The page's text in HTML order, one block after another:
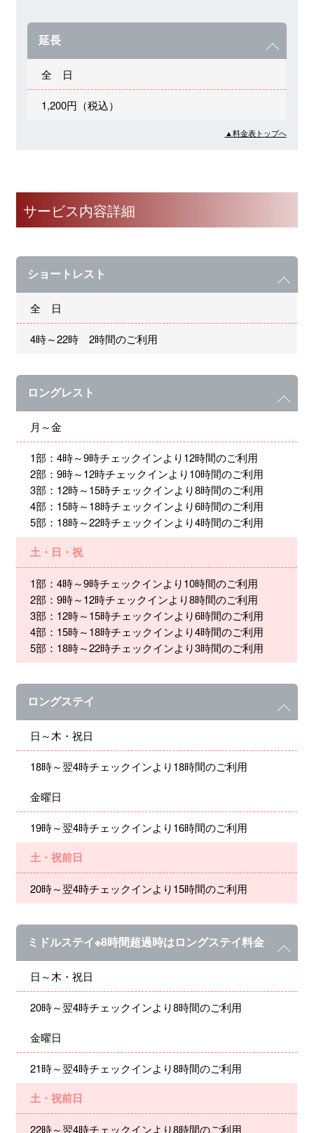
延長
全 日
1,200円（税込）
▲料金表トップへ
サービス内容詳細
ショートレスト
全 日
4時～22時 2時間のご利用
ロングレスト
月～金
1部：4時～9時チェックインより12時間のご利用
2部：9時～12時チェックインより10時間のご利用
3部：12時～15時チェックインより8時間のご利用
4部：15時～18時チェックインより6時間のご利用
5部：18時～22時チェックインより4時間のご利用
土・日・祝
1部：4時～9時チェックインより10時間のご利用
2部：9時～12時チェックインより8時間のご利用
3部：12時～15時チェックインより6時間のご利用
4部：15時～18時チェックインより4時間のご利用
5部：18時～22時チェックインより3時間のご利用
ロングステイ
日～木・祝日
18時～翌4時チェックインより18時間のご利用
金曜日
19時～翌4時チェックインより16時間のご利用
土・祝前日
20時～翌4時チェックインより15時間のご利用
ミドルステイ※8時間超過時はロングステイ料金
日～木・祝日
20時～翌4時チェックインより8時間のご利用
金曜日
21時～翌4時チェックインより8時間のご利用
土・祝前日
22時～翌4時チェックインより8時間のご利用